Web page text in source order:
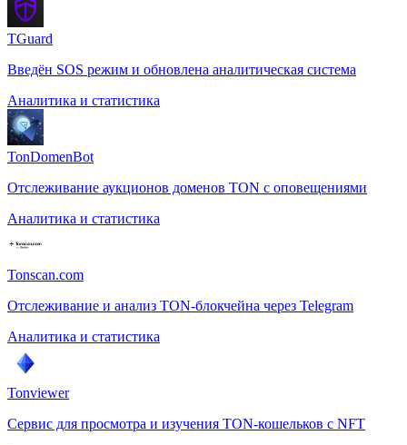
TGuard
Введён SOS режим и обновлена аналитическая система
Аналитика и статистика
TonDomenBot
Отслеживание аукционов доменов TON с оповещениями
Аналитика и статистика
Tonscan.com
Отслеживание и анализ TON-блокчейна через Telegram
Аналитика и статистика
Tonviewer
Сервис для просмотра и изучения TON-кошельков с NFT